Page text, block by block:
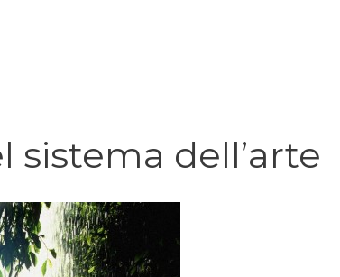
sistema dell’arte